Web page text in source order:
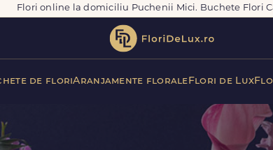
Flori online la domiciliu Puchenii Mici. Buchete Flori
de floriAranjamente florale Flori de Lux